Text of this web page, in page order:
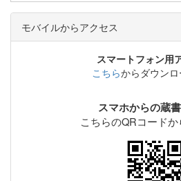
モバイルからアクセス
スマートフォン用
こちらからダウンロ
スマホからの蔵
こちらのQRコードか